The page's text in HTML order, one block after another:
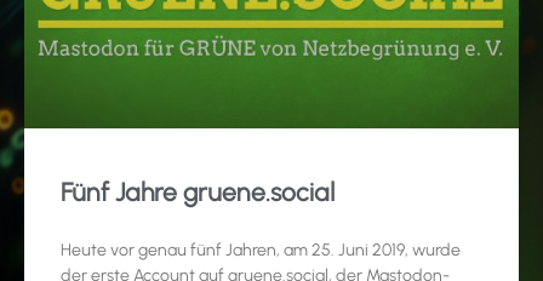
Fünf Jahre gruene.social
Heute vor genau fünf Jahren, am 25. Juni 2019, wurde
der erste Account auf gruene.social, der Mastodon-